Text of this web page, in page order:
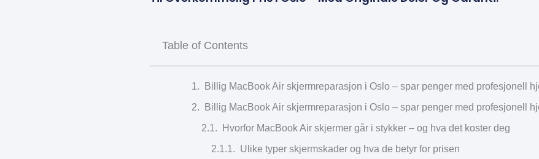
Table of Contents
Billig MacBook Air skjermreparasjon i Oslo – spar penger med profesjonell
Billig MacBook Air skjermreparasjon i Oslo – spar penger med profesjonell
Hvorfor MacBook Air skjermer går i stykker – og hva det koster deg
Ulike typer skjermskader og hva de betyr for prisen